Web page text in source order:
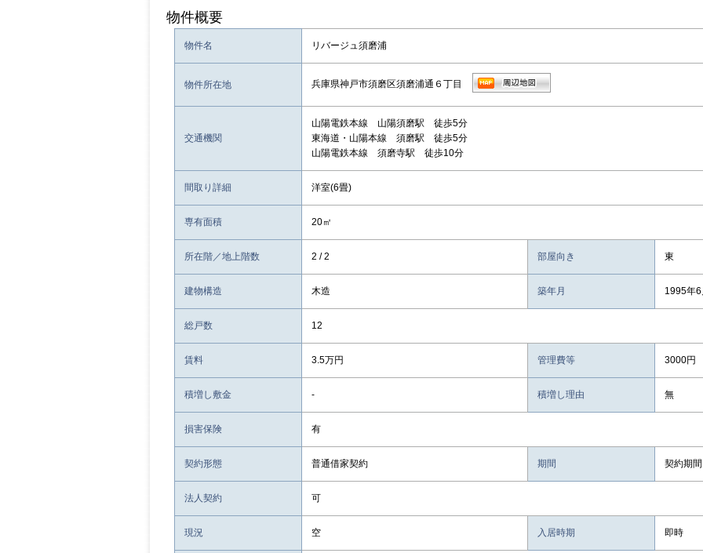
物件概要
物件名 リバージュ須磨浦
物件所在地 兵庫県神戸市須磨区須磨浦通６丁目
交通機関
山陽電鉄本線 山陽須磨駅 徒歩5分
東海道・山陽本線 須磨駅 徒歩5分
山陽電鉄本線 須磨寺駅 徒歩10分
間取り詳細 洋室(6畳)
専有面積 20㎡
所在階／地上階数 2 / 2 部屋向き 東
建物構造 木造 築年月 1995年6
総戸数 12
賃料 3.5万円 管理費等 3000円
積増し敷金 - 積増し理由 無
損害保険 有
契約形態 普通借家契約 期間 契約期
法人契約 可
現況 空 入居時期 即時